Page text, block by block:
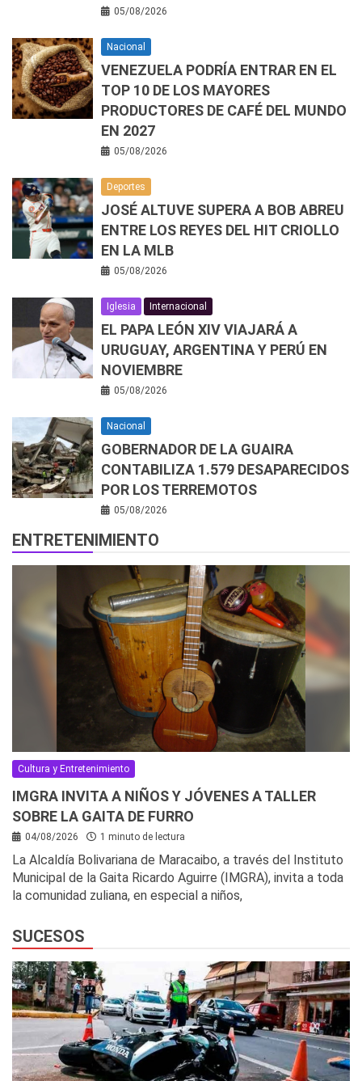
05/08/2026
Nacional
VENEZUELA PODRÍA ENTRAR EN EL
TOP 10 DE LOS MAYORES
PRODUCTORES DE CAFÉ DEL MUNDO
EN 2027
05/08/2026
Deportes
JOSÉ ALTUVE SUPERA A BOB ABREU
ENTRE LOS REYES DEL HIT CRIOLLO
EN LA MLB
05/08/2026
Iglesia Internacional
EL PAPA LEÓN XIV VIAJARÁ A
URUGUAY, ARGENTINA Y PERÚ EN
NOVIEMBRE
05/08/2026
Nacional
GOBERNADOR DE LA GUAIRA
CONTABILIZA 1.579 DESAPARECIDOS
POR LOS TERREMOTOS
05/08/2026
ENTRETENIMIENTO
Cultura y Entretenimiento
IMGRA INVITA A NIÑOS Y JÓVENES A TALLER
SOBRE LA GAITA DE FURRO
04/08/2026 1 minuto de lectura
La Alcaldía Bolivariana de Maracaibo, a través del Instituto
Municipal de la Gaita Ricardo Aguirre (IMGRA), invita a toda
la comunidad zuliana, en especial a niños,
SUCESOS